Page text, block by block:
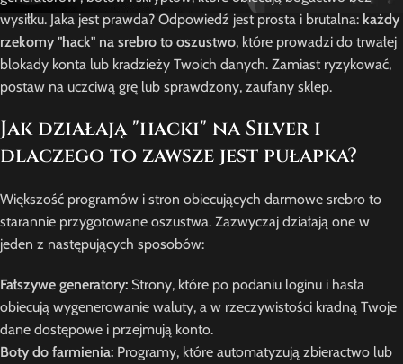
wysiłku. Jaka jest prawda? Odpowiedź jest prosta i brutalna: każdy
rzekomy "hack" na srebro to oszustwo, które prowadzi do trwałej
blokady konta lub kradzieży Twoich danych. Zamiast ryzykować,
postaw na uczciwą grę lub sprawdzony, zaufany sklep.
Jak działają "hacki" na Silver i
dlaczego to zawsze jest pułapka?
Większość programów i stron obiecujących darmowe srebro to
starannie przygotowane oszustwa. Zazwyczaj działają one w
jeden z następujących sposobów:
Fałszywe generatory: Strony, które po podaniu loginu i hasła
obiecują wygenerowanie waluty, a w rzeczywistości kradną Twoje
dane dostępowe i przejmują konto.
Boty do farmienia: Programy, które automatyzują zbieractwo lub